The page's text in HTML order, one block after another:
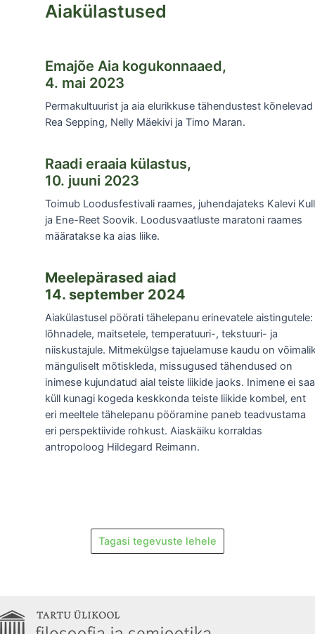
Aiakülastused
Emajõe Aia kogukonnaaed,
4. mai 2023
Permakultuurist ja aia elurikkuse tähendustest kõnelevad
Rea Sepping, Nelly Mäekivi ja Timo Maran.
Raadi eraaia külastus,
10. juuni 2023
Toimub Loodusfestivali raames, juhendajateks Kalevi Kull
ja Ene-Reet Soovik. Loodusvaatluste maratoni raames
määratakse ka aias liike.
Meelepärased aiad
14. september 2024
Aiakülastusel pöörati tähelepanu erinevatele aistingutele:
lõhnadele, maitsetele, temperatuuri-, tekstuuri- ja
niiskustajule. Mitmekülgse tajuelamuse kaudu on
mänguliselt mõtiskleda, missugused tähendused on
inimese kujundatud aial teiste liikide jaoks. Inimene ei saa
küll kunagi kogeda keskkonda teiste liikide kombel, ent
eri meeltele tähelepanu pööramine paneb teadvustama
eri perspektiivide rohkust. Aiaskäiku korraldas
antropoloog Hildegard Reimann.
Tagasi tegevuste lehele